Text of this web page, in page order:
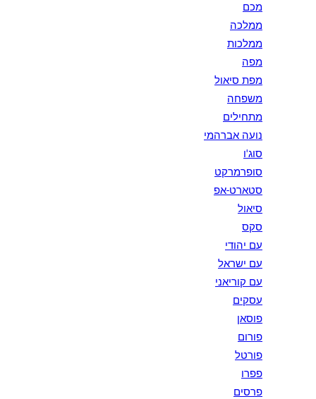
מכם
ממלכה
ממלכות
מפה
מפת סיאול
משפחה
מתחילים
נועה אברהמי
סוג'ו
סופרמרקט
סטארט-אפ
סיאול
סקס
עם יהודי
עם ישראל
עם קוריאני
עסקים
פוסאן
פורום
פורטל
פפרו
פרסים